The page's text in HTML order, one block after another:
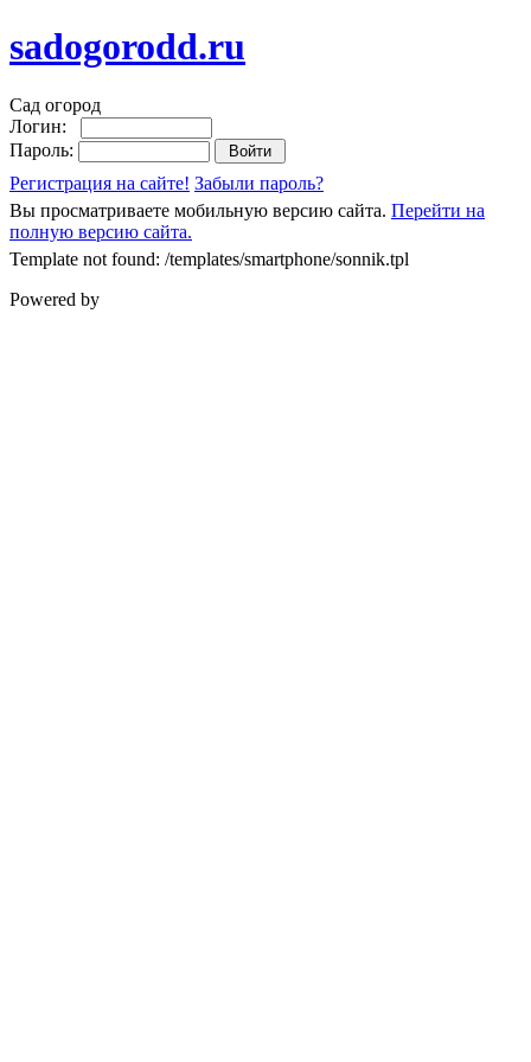
sadogorodd.ru
Сад огород
Логин:
Пароль:
Регистрация на сайте! Забыли пароль?
Вы просматриваете мобильную версию сайта. Перейти на
полную версию сайта.
Template not found: /templates/smartphone/sonnik.tpl
Powered by